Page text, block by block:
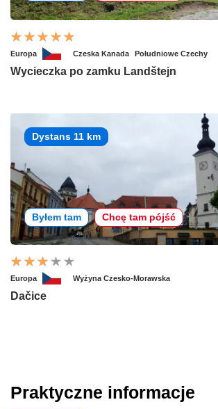
Europa Czeska Kanada Południowe Czechy
Wycieczka po zamku Landštejn
Dystans 11 km
Byłem tam Chcę tam pójść
Europa Wyżyna Czesko-Morawska
Dačice
Praktyczne informacje